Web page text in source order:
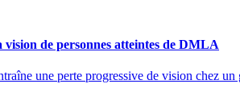
de personnes atteintes de DMLA
une perte progressive de vision chez